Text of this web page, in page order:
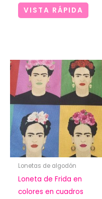
VISTA RÁPIDA
Lonetas de algodón
Loneta de Frida en
colores en cuadros